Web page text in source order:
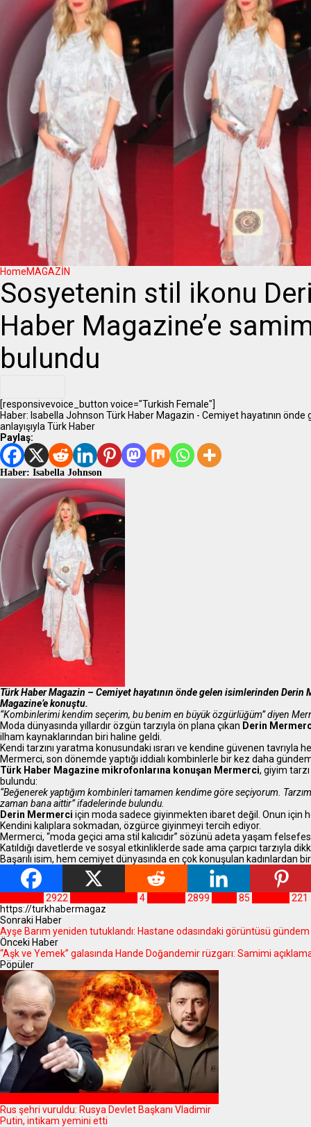
HomeMAGAZİN
Sosyetenin stil ikonu
Haber Magazine’e
bulundu
[responsivevoice_button voice="Turkish Female"]
Haber: Isabella Johnson Türk Haber Magazin - Cemiyet hayatının
anlayışıyla Türk Haber
Paylaş:
Haber: Isabella Johnson
Türk Haber Magazin – Cemiyet hayatının önde gelen isimlerinden Derin
Magazine’e konuştu.
“Kombinlerimi kendim seçerim, bu benim en büyük özgürlüğüm” diyen
Moda dünyasında yıllardır özgün tarzıyla ön plana çıkan Derin
ilham kaynaklarından biri haline geldi.
Kendi tarzını yaratma konusundaki ısrarı ve kendine güvenen tavrıyla
Mermerci, son dönemde yaptığı iddialı kombinlerle bir kez daha
Türk Haber Magazine mikrofonlarına konuşan Mermerci, giyim
bulundu:
“Beğenerek yaptığım kombinleri tamamen kendime göre seçiyorum.
zaman bana aittir” ifadelerinde bulundu.
Derin Mermerci için moda sadece giyinmekten ibaret değil. Onun için
Kendini kalıplara sokmadan, özgürce giyinmeyi tercih ediyor.
Mermerci, “moda geçici ama stil kalıcıdır” sözünü adeta yaşam
Katıldığı davetlerde ve sosyal etkinliklerde sade ama çarpıcı tarzıyla
Başarılı isim, hem cemiyet dünyasında en çok konuşulan kadınlardan
2922 4 2899 85
221
Sonraki Haber
Ayşe Barım yeniden tutuklandı: Hastane odasındaki görüntüsü
Önceki Haber
“Aşk ve Yemek” galasında Hande Doğandemir rüzgarı: Samimi
Pöpüler
Rus şehri vuruldu: Rusya Devlet Başkanı Vladimir
Putin, intikam yemini etti